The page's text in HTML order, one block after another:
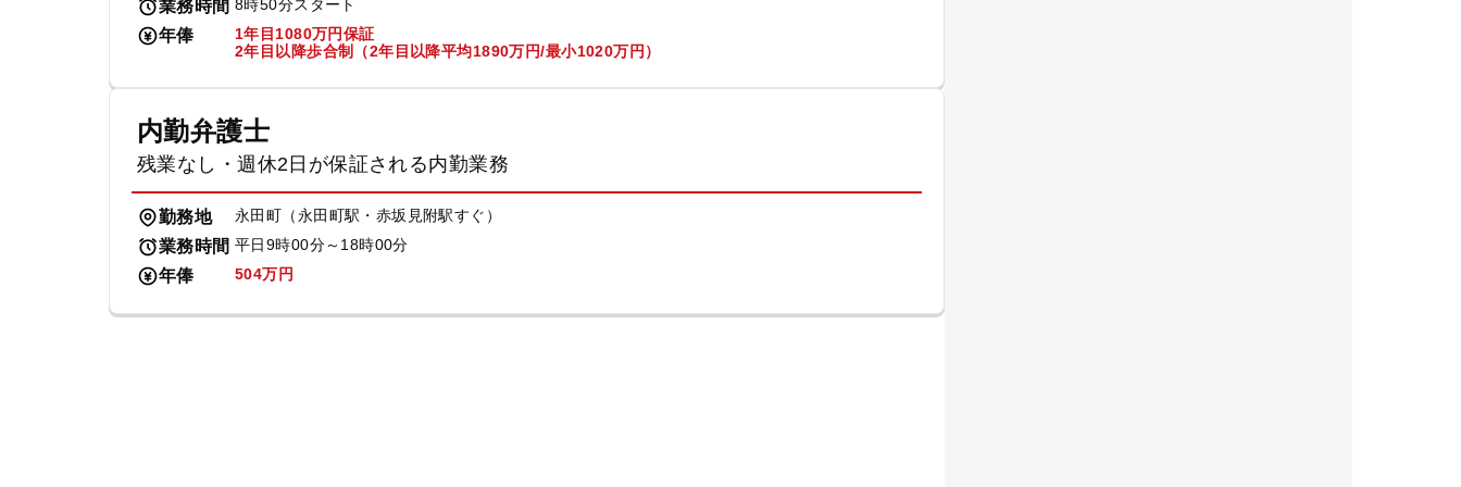
業務時間 8時50分スタート
年俸
1年目1080万円保証
2年目以降歩合制（2年目以降平均1890万円/最小1020万円）
内勤弁護士
残業なし・週休2日が保証される内勤業務
勤務地 永田町（永田町駅・赤坂見附駅すぐ）
業務時間 平日9時00分～18時00分
年俸 504万円